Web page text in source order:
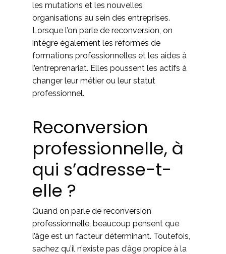
les mutations et les nouvelles
organisations au sein des entreprises.
Lorsque l’on parle de reconversion, on
intègre également les réformes de
formations professionnelles et les aides à
l’entreprenariat. Elles poussent les actifs à
changer leur métier ou leur statut
professionnel.
Reconversion
professionnelle, à
qui s’adresse-t-
elle ?
Quand on parle de reconversion
professionnelle, beaucoup pensent que
l’âge est un facteur déterminant. Toutefois,
sachez qu’il n’existe pas d’âge propice à la